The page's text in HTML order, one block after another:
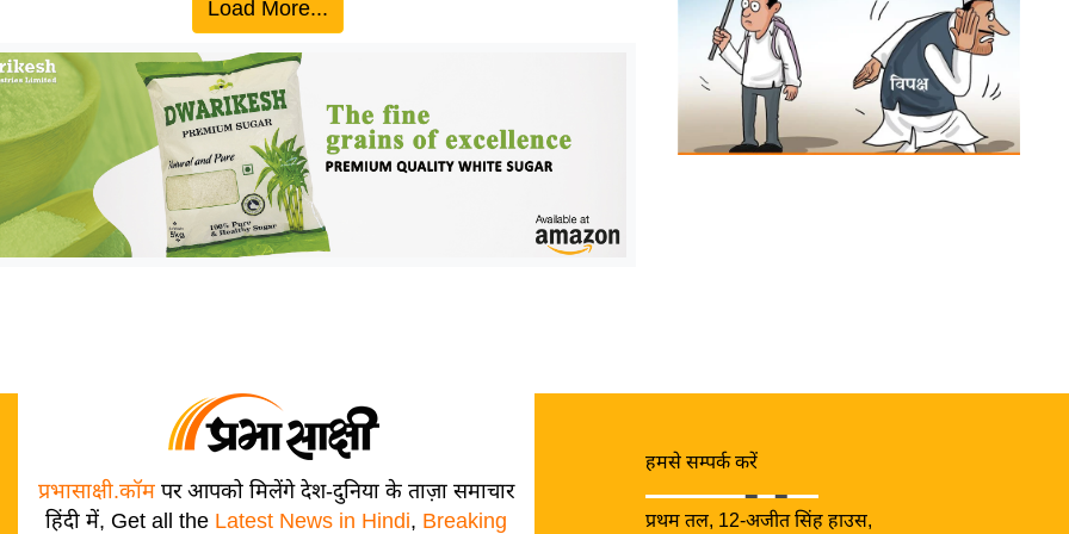
Load More...
प्रभासाक्षी.कॉमपर आपको मिलेंगे देश-दुनिया के ताज़ा समाचार
हिंदी में, Get all the Latest News in Hindi, Breaking
हमसे सम्पर्क करें
प्रथम तल, 12-अजीत सिंह हाउस,